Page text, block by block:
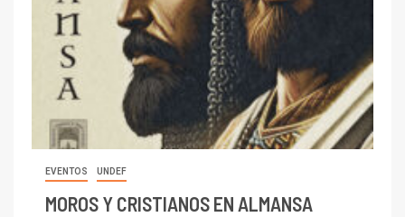
EVENTOS UNDEF
MOROS Y CRISTIANOS EN ALMANSA